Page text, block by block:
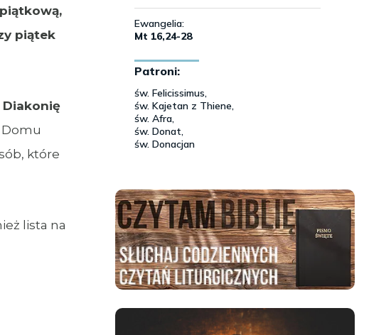
piątek
Diakonię
które
lista na